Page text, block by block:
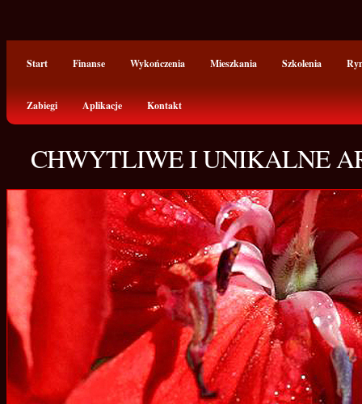
Start Finanse Wykończenia Mieszkania Szkolenia
Zabiegi Aplikacje Kontakt
CHWYTLIWE I UNIKALNE